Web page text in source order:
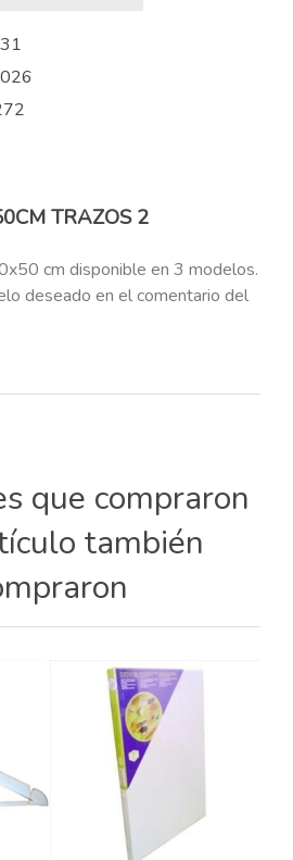
TRAZOS 2
cm disponible en 3 modelos.
deseado en el comentario del
que compraron
también